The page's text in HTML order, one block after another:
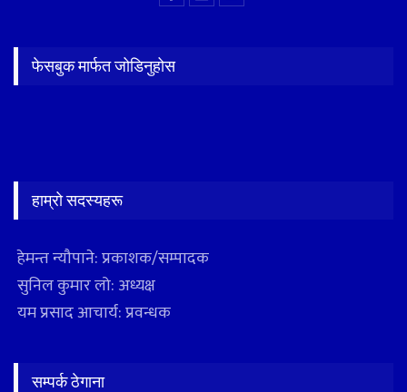
फेसबुक मार्फत जोडिनुहोस
हाम्रो सदस्यहरू
हेमन्त न्यौपाने: प्रकाशक/सम्पादक
सुनिल कुमार लो: अध्यक्ष
यम प्रसाद आचार्य: प्रवन्धक
सम्पर्क ठेगाना